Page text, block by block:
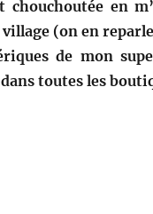
chouchoutée en
(on en
de mon
toutes les